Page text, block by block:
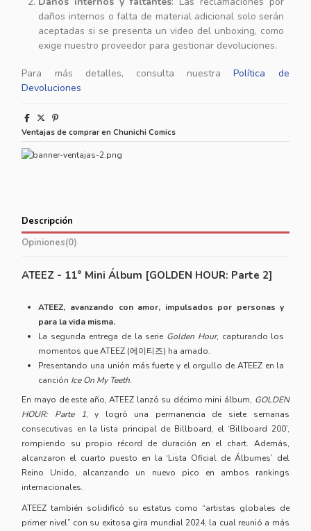
daños internos o falta de material adicional solo serán
aceptadas si se presenta un video del unboxing, como
exige nuestro proveedor para gestionar devoluciones.
Para más detalles, consulta nuestra
Política de
Devoluciones
Ventajas de comprar en Chunichi Comics
Descripción
Opiniones(0)
ATEEZ - 11° Mini Álbum [GOLDEN HOUR: Parte 2]
ATEEZ, avanzando con amor, impulsados por personas y
para la vida misma.
La segunda entrega de la serie Golden Hour, capturando los
momentos que ATEEZ (에이티즈) ha amado.
Presentando una unión más fuerte y el orgullo de ATEEZ en la
canción Ice On My Teeth.
En mayo de este año, ATEEZ lanzó su décimo mini álbum, GOLDEN
HOUR: Parte 1, y logró una permanencia de siete semanas
consecutivas en la lista principal de Billboard, el ‘Billboard 200’,
rompiendo su propio récord de duración en el chart. Además,
alcanzaron el cuarto puesto en la ‘Lista Oficial de Álbumes’ del
Reino Unido, alcanzando un nuevo pico en ambos rankings
internacionales.
ATEEZ también solidificó su estatus como “artistas globales de
primer nivel” con su exitosa gira mundial 2024, la cual reunió a más